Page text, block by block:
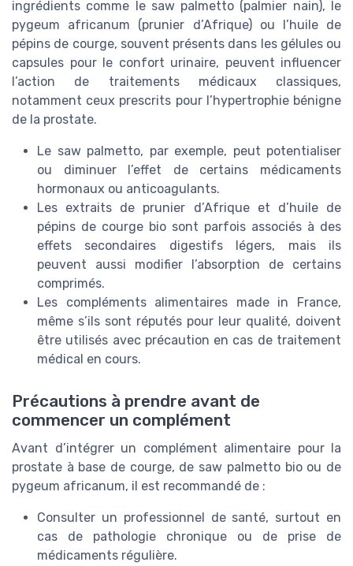
ingrédients comme le saw palmetto (palmier nain), le
pygeum africanum (prunier d’Afrique) ou l’huile de
pépins de courge, souvent présents dans les gélules ou
capsules pour le confort urinaire, peuvent influencer
l’action de traitements médicaux classiques,
notamment ceux prescrits pour l’hypertrophie bénigne
de la prostate.
Le saw palmetto, par exemple, peut potentialiser
ou diminuer l’effet de certains médicaments
hormonaux ou anticoagulants.
Les extraits de prunier d’Afrique et d’huile de
pépins de courge bio sont parfois associés à des
effets secondaires digestifs légers, mais ils
peuvent aussi modifier l’absorption de certains
comprimés.
Les compléments alimentaires made in France,
même s’ils sont réputés pour leur qualité, doivent
être utilisés avec précaution en cas de traitement
médical en cours.
Précautions à prendre avant de
commencer un complément
Avant d’intégrer un complément alimentaire pour la
prostate à base de courge, de saw palmetto bio ou de
pygeum africanum, il est recommandé de :
Consulter un professionnel de santé, surtout en
cas de pathologie chronique ou de prise de
médicaments régulière.